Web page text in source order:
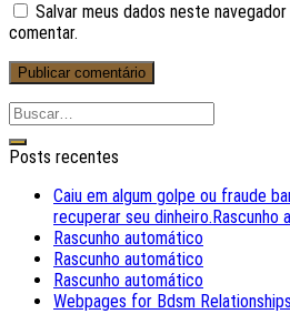
Salvar meus dados neste
comentar.
Posts recentes
Caiu em algum golpe ou fraude
recuperar seu dinheiro.Rascunho
Rascunho automático
Rascunho automático
Rascunho automático
Webpages for Bdsm Relationships